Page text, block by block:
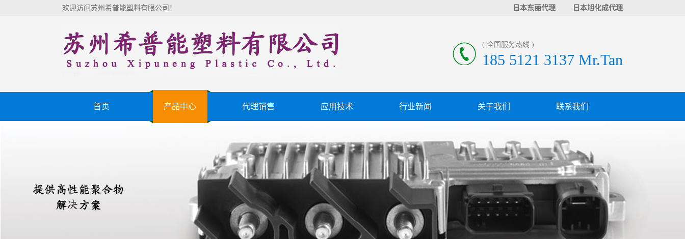
欢迎访问苏州希普能塑料有限公司！ 日本东丽代理 日本旭化成代理
( 全国服务热线 )
185 5121 3137 Mr.Tan
首页 产品中心 代理销售 应用技术 行业新闻 关于我们 联系我们